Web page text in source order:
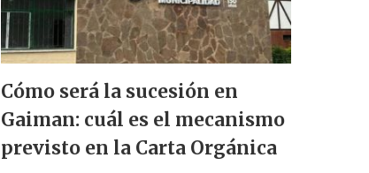
Cómo será la sucesión en
Gaiman: cuál es el mecanismo
previsto en la Carta Orgánica